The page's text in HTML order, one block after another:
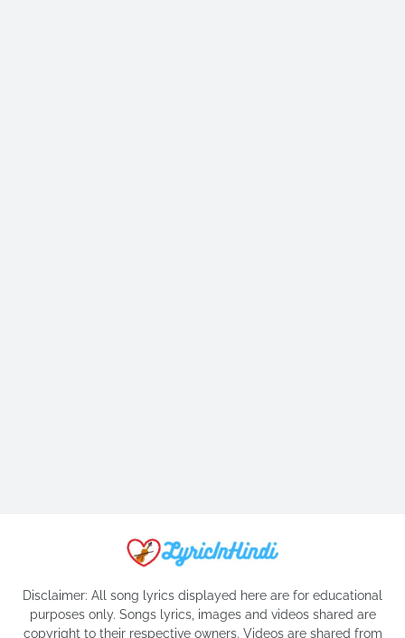
Disclaimer: All song lyrics displayed here are for educational
purposes only. Songs lyrics, images and videos shared are
copyright to their respective owners. Videos are shared from